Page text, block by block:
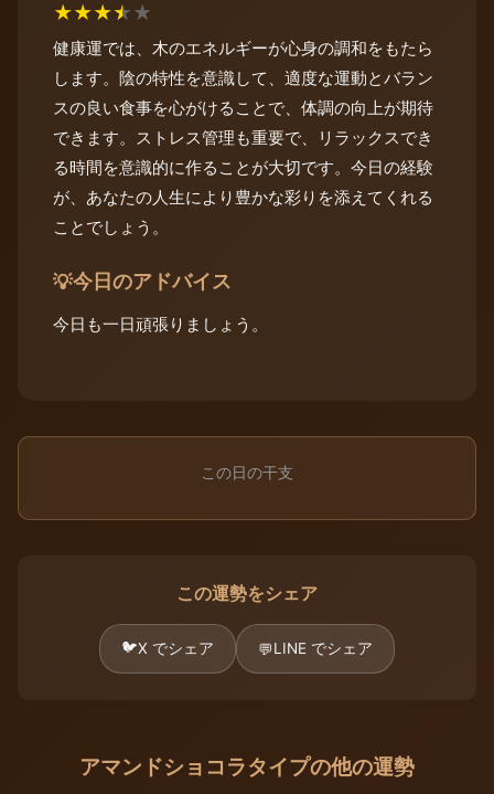
★★★★★
健康運では、木のエネルギーが心身の調和をもたら
します。陰の特性を意識して、適度な運動とバラン
スの良い食事を心がけることで、体調の向上が期待
できます。ストレス管理も重要で、リラックスでき
る時間を意識的に作ることが大切です。今日の経験
が、あなたの人生により豊かな彩りを添えてくれる
ことでしょう。
💡今日のアドバイス
今日も一日頑張りましょう。
この日の干支
この運勢をシェア
🐦X でシェア 💬LINE でシェア
アマンドショコラタイプの他の運勢